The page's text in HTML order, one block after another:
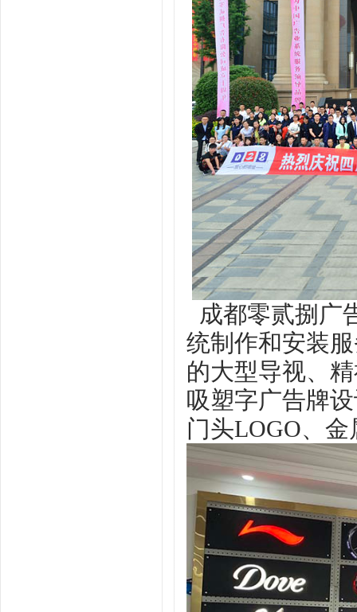
成都零贰捌 广
统制作和安装
的大型导视、
吸塑字广告牌
门头LOGO、